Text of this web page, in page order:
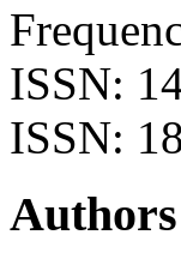
ISSN:
ISSN: